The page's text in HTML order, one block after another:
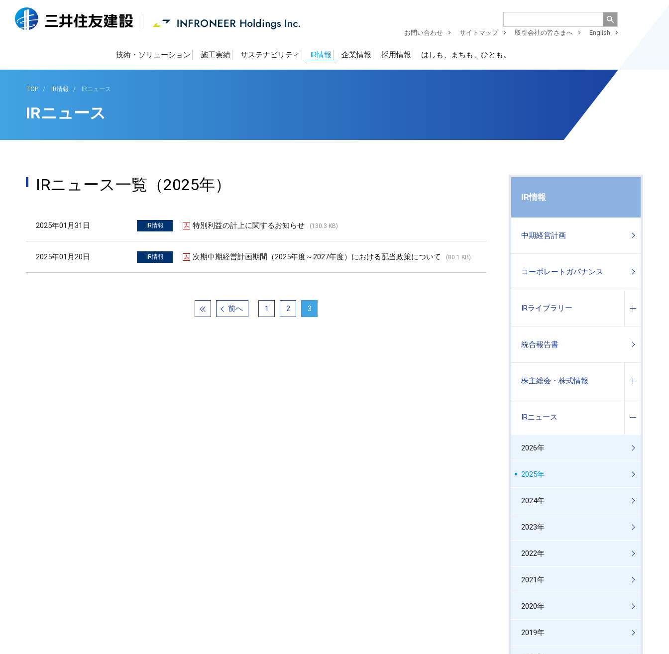
お問い合わせ サイトマップ 取引会社の皆さまへ English
技術・ソリューション 施工実績 サステナビリティ IR情報 企業情報 採用情報 はしも、まちも、ひとも。
TOP IR情報 IRニュース
IRニュース
IRニュース一覧（2025年）
2025年01月31日 IR情報 特別利益の計上に関するお知らせ (130.3 KB)
2025年01月20日 IR情報 次期中期経営計画期間（2025年度～2027年度）における配当政策について (80.1 KB)
前へ 1 2 3
IR情報
中期経営計画
コーポレートガバナンス
IRライブラリー
統合報告書
株主総会・株式情報
IRニュース
2026年
2025年
2024年
2023年
2022年
2021年
2020年
2019年